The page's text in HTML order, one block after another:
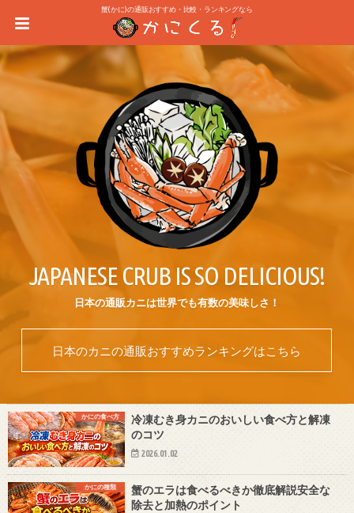
蟹(かに)の通販おすすめ・比較・ランキングなら
JAPANESE CRUB IS SO DELICIOUS!
日本の通販カニは世界でも有数の美味しさ！
日本のカニの通販おすすめランキングはこちら
かにの食べ方
冷凍むき身カニのおいしい食べ方と解凍
のコツ
2026.01.02
かにの種類
蟹のエラは食べるべきか徹底解説安全な
除去と加熱のポイント